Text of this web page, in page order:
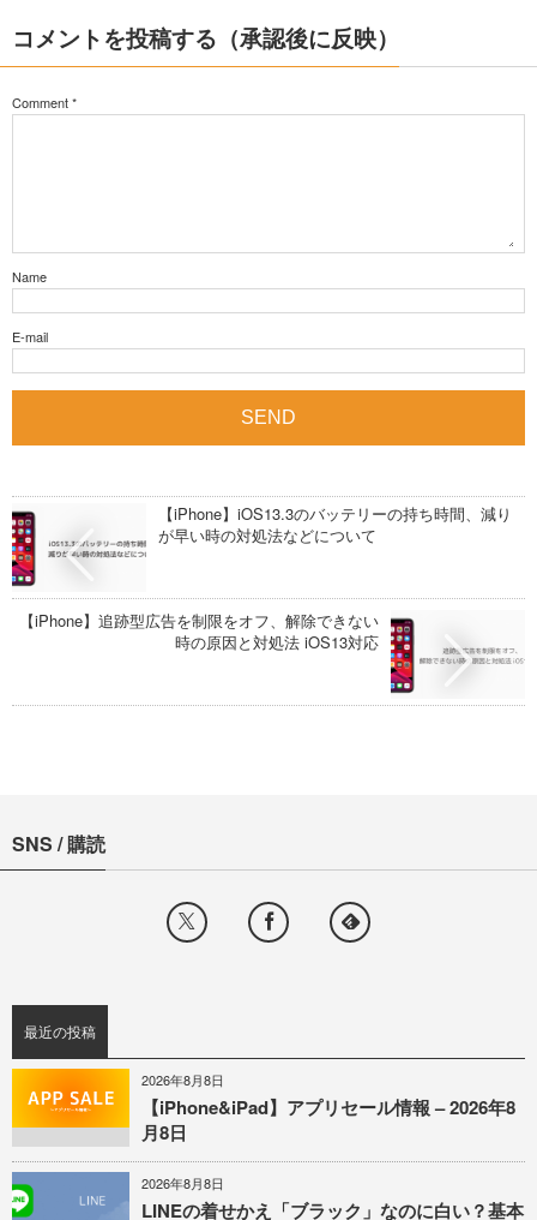
コメントを投稿する（承認後に反映）
Comment*
Name
E-mail
【iPhone】iOS13.3のバッテリーの持ち時間、減り
が早い時の対処法などについて
【iPhone】追跡型広告を制限をオフ、解除できない
時の原因と対処法 iOS13対応
SNS / 購読
最近の投稿
2026年8月8日
【iPhone&iPad】アプリセール情報 – 2026年8
月8日
2026年8月8日
LINEの着せかえ「ブラック」なのに白い？基本